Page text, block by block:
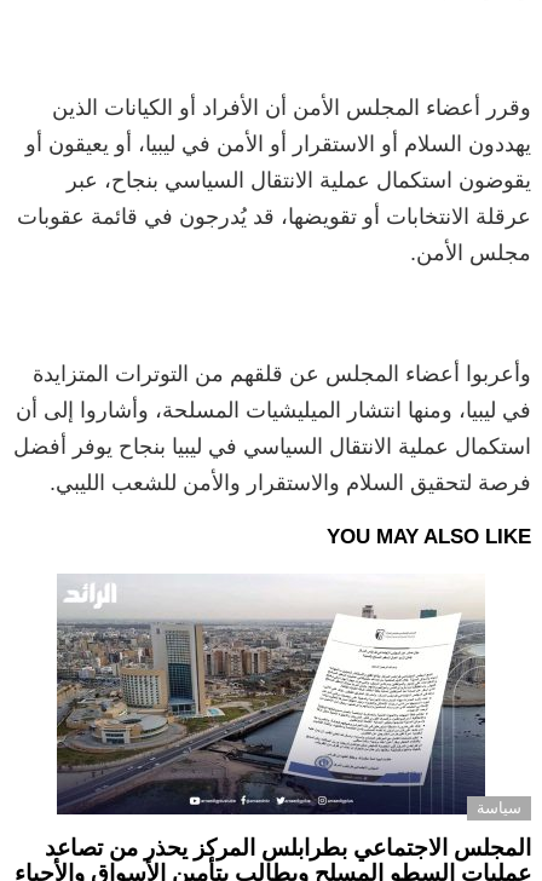
وقرر أعضاء المجلس الأمن أن الأفراد أو الكيانات الذين
يهددون السلام أو الاستقرار أو الأمن في ليبيا، أو يعيقون أو
يقوضون استكمال عملية الانتقال السياسي بنجاح، عبر
عرقلة الانتخابات أو تقويضها، قد يُدرجون في قائمة عقوبات
مجلس الأمن.
وأعربوا أعضاء المجلس عن قلقهم من التوترات المتزايدة
في ليبيا، ومنها انتشار الميليشيات المسلحة، وأشاروا إلى أن
استكمال عملية الانتقال السياسي في ليبيا بنجاح يوفر أفضل
فرصة لتحقيق السلام والاستقرار والأمن للشعب الليبي.
YOU MAY ALSO LIKE
سياسة
المجلس الاجتماعي بطرابلس المركز يحذر من تصاعد
عمليات السطو المسلح ويطالب بتأمين الأسواق والأحياء